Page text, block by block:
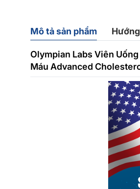
Mô tả sản phẩm
Olympian Labs Viên
Máu Advanced